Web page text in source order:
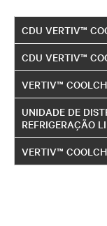
CDU VERTIV™
CDU VERTIV™
VERTIV™
UNIDADE DE
REFRIGERAÇÃO
VERTIV™